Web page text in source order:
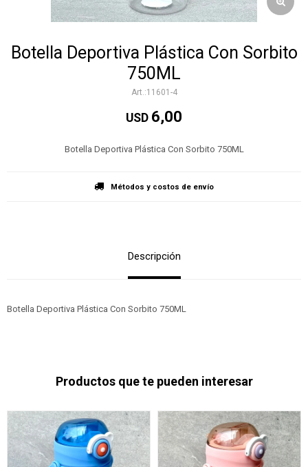
Botella Deportiva Plástica Con Sorbito
750ML
11601-4
USD 6,00
Botella Deportiva Plástica Con Sorbito 750ML
Métodos y costos de envío
Descripción
Botella Deportiva Plástica Con Sorbito 750ML
Productos que te pueden interesar